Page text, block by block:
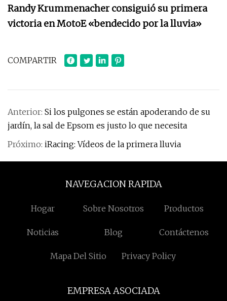
Randy Krummenacher consiguió su primera
victoria en MotoE «bendecido por la lluvia»
COMPARTIR
Anterior: Si los pulgones se están apoderando de su
jardín, la sal de Epsom es justo lo que necesita
Próximo: iRacing: Vídeos de la primera lluvia
NAVEGACION RAPIDA
Hogar Sobre Nosotros Productos
Noticias Blog Contáctenos
Mapa Del Sitio Privacy Policy
EMPRESA ASOCIADA